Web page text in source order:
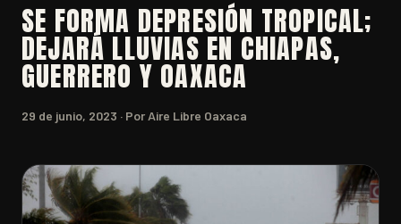
SE FORMA DEPRESIÓN TROPICAL;
DEJARÁ LLUVIAS EN CHIAPAS,
GUERRERO Y OAXACA
29 de junio, 2023 · Por Aire Libre Oaxaca